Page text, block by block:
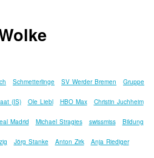
Schmetterlinge SV Werder Bremen Gruppe
(IS) Ole Liebl HBO Max Christin Juchheim
Madrid Michael Stragies swissmiss Bildung
Jörg Stanke Anton Zirk Anja Riediger